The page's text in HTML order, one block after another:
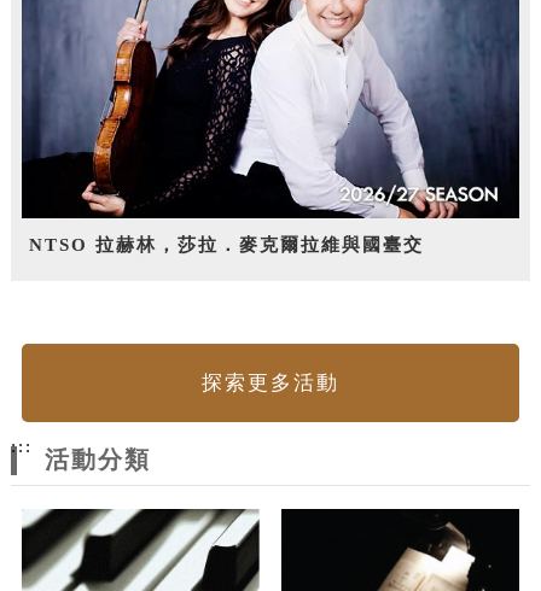
NTSO 拉赫林，莎拉．麥克爾拉維與國臺交
探索更多活動
:::
活動分類